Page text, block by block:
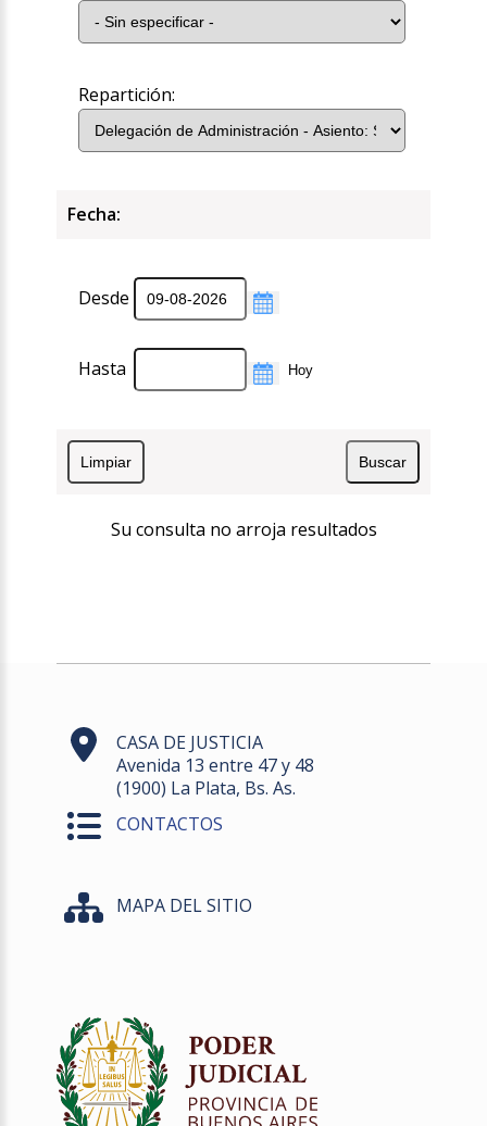
Repartición:
Fecha:
Desde
Hasta
Su consulta no arroja resultados
CASA DE JUSTICIA
Avenida 13 entre 47 y 48
(1900) La Plata, Bs. As.
CONTACTOS
MAPA DEL SITIO